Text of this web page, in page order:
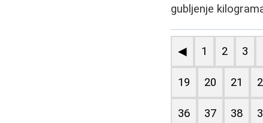
gubljenje
◀ 1 2 3
19 20 21
36 37 38